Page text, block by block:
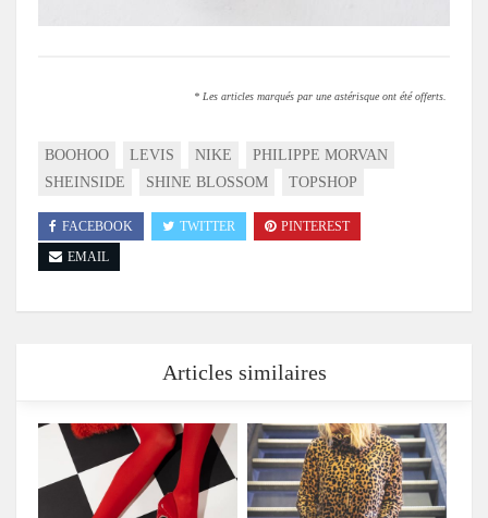
* Les articles marqués par une astérisque ont été offerts.
BOOHOO LEVIS NIKE
PHILIPPE MORVAN
SHEINSIDE
SHINE BLOSSOM TOPSHOP
FACEBOOK TWITTER
PINTEREST
EMAIL
Articles similaires